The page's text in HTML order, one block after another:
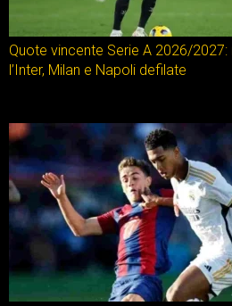
Quote vincente Serie A 2026/
l’Inter, Milan e Napoli defilate